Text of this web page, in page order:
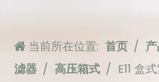
当前所在位置: 首页 /
滤器 / 高压箱式 / E11 盒